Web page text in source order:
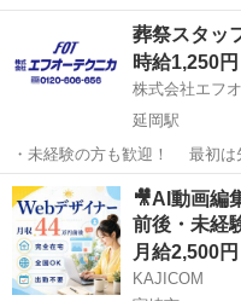
ニュアル完備で未経験でも安
とう」が直接もらえるお仕事です！ ✅ お仕事内容 店舗など
れたモバイル...
宮崎市 その他
葬祭スタッ
時給1,250円
株式会社エフ
延岡駅
・未経験の方も歓迎！ 最初は
安心してスタートできます。 ・接客マナーが自然と身につく環境 丁
寧な言葉づかいや礼儀作法など、
の心に寄り添えるお仕事です...
宮崎 延岡市 延岡駅
🎥AI動画編
前後・未経
月給2,500円
KAJICOM